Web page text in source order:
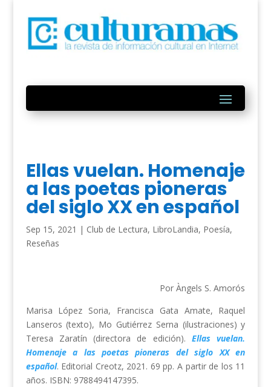
Ellas vuelan. Homenaje
a las poetas pioneras
del siglo XX en español
Sep 15, 2021 | Club de Lectura, LibroLandia, Poesía,
Reseñas
Por Àngels S. Amorós
Marisa López Soria, Francisca Gata Amate, Raquel
Lanseros (texto), Mo Gutiérrez Serna (ilustraciones) y
Teresa Zaratín (directora de edición). Ellas vuelan.
Homenaje a las poetas pioneras del siglo XX en
español. Editorial Creotz, 2021. 69 pp. A partir de los 11
años. ISBN: 9788494147395.